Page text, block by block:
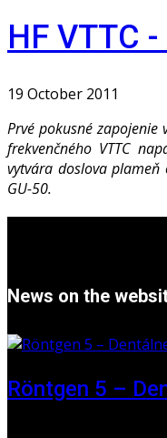
HF VTTC -
19 October 2011
Prvé pokusné zapojenie
frekvenčného VTTC
vytvára doslova plameň
GU-50.
News on the
Röntgen 5 –